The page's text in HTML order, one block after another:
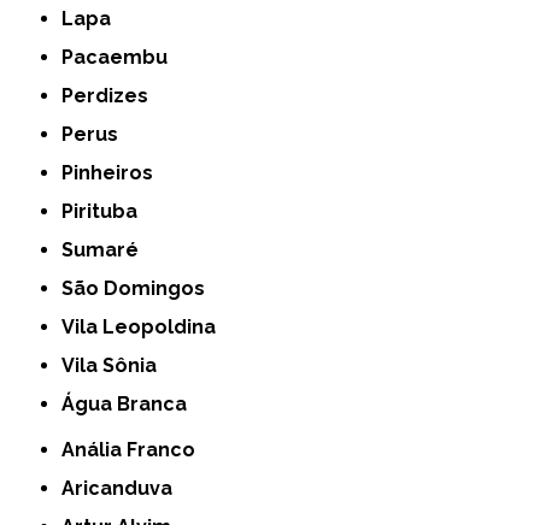
Lapa
Pacaembu
Perdizes
Perus
Pinheiros
Pirituba
Sumaré
São Domingos
Vila Leopoldina
Vila Sônia
Água Branca
Anália Franco
Aricanduva